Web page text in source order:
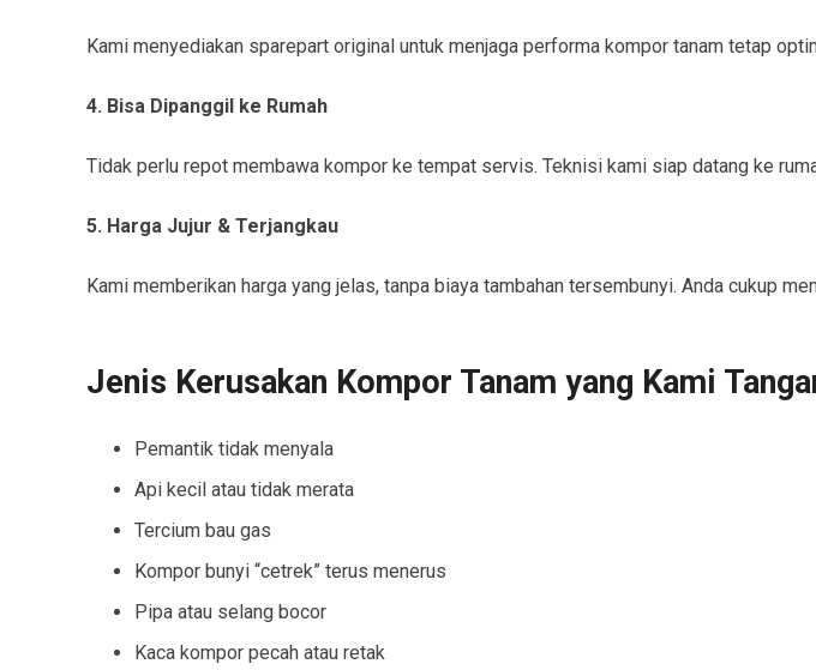
Kami menyediakan sparepart original untuk menjaga performa kompor tanam tetap
4. Bisa Dipanggil ke Rumah
Tidak perlu repot membawa kompor ke tempat servis. Teknisi kami siap datang ke
5. Harga Jujur & Terjangkau
Kami memberikan harga yang jelas, tanpa biaya tambahan tersembunyi. Anda cukup
Jenis Kerusakan Kompor Tanam yang Kami
Pemantik tidak menyala
Api kecil atau tidak merata
Tercium bau gas
Kompor bunyi “cetrek” terus menerus
Pipa atau selang bocor
Kaca kompor pecah atau retak